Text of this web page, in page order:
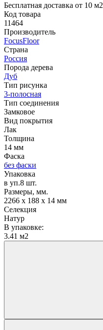
Бесплатная доставка от 10 м2
Код товара
11464
Производитель
FocusFloor
Страна
Россия
Порода дерева
Дуб
Тип рисунка
3-полосная
Тип соединения
Замковое
Вид покрытия
Лак
Толщина
14 мм
Фаска
без фаски
Упаковка
в уп.8 шт.
Размеры, мм.
2266 х 188 х 14 мм
Селекция
Натур
В упаковке:
3.41 м2